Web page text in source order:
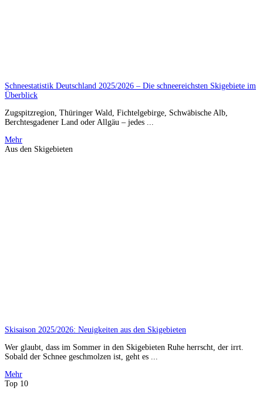
Schneestatistik Deutschland 2025/2026 – Die schneereichsten Skigebiete im
Überblick
Zugspitzregion, Thüringer Wald, Fichtelgebirge, Schwäbische Alb,
Berchtesgadener Land oder Allgäu – jedes ...
Mehr
Aus den Skigebieten
Skisaison 2025/2026: Neuigkeiten aus den Skigebieten
Wer glaubt, dass im Sommer in den Skigebieten Ruhe herrscht, der irrt.
Sobald der Schnee geschmolzen ist, geht es ...
Mehr
Top 10